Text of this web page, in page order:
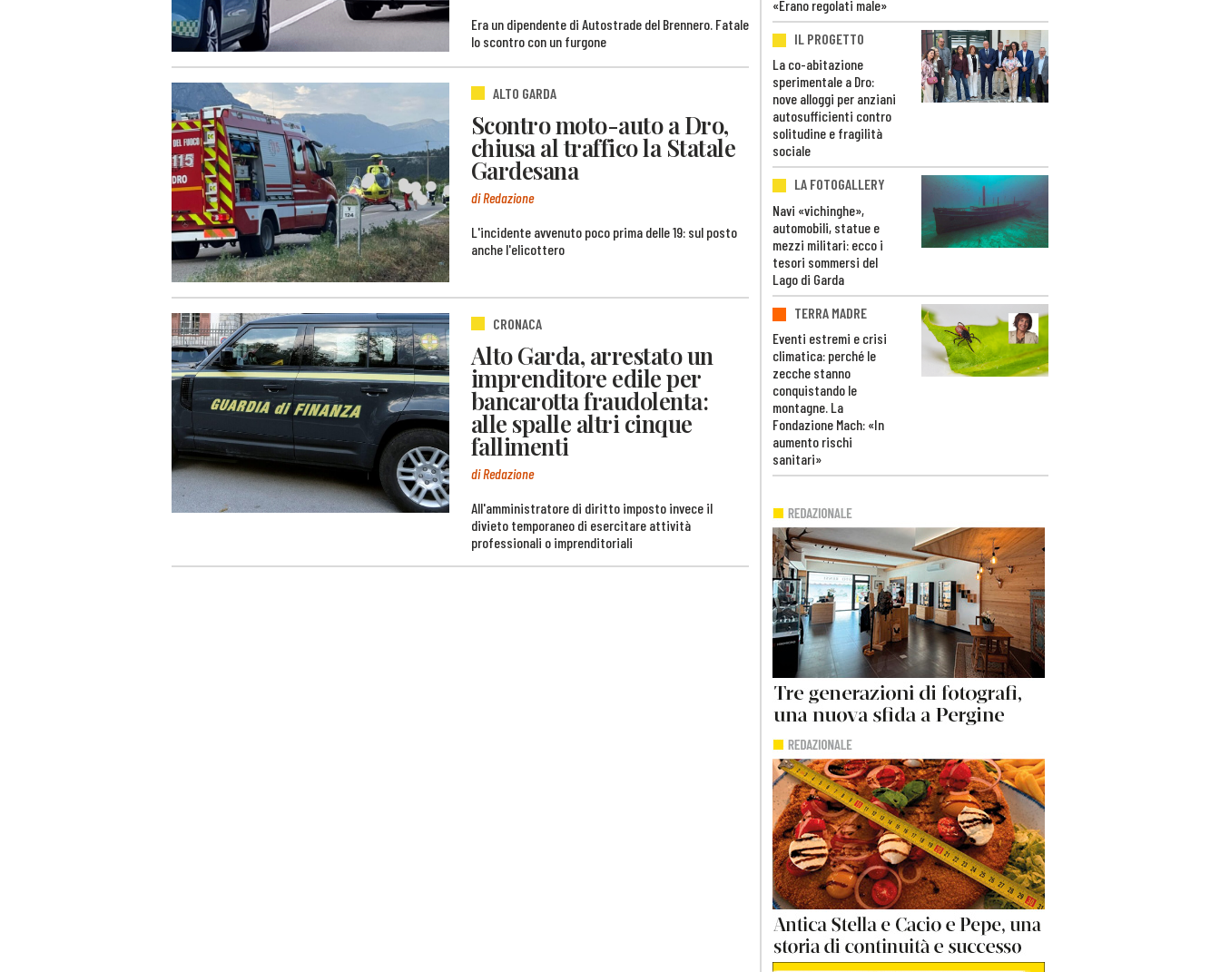
Era un dipendente di Autostrade del Brennero. Fatale
lo scontro con un furgone
ALTO GARDA
Scontro moto-auto a Dro,
chiusa al traffico la Statale
Gardesana
di Redazione
L'incidente avvenuto poco prima delle 19: sul posto
anche l'elicottero
CRONACA
Alto Garda, arrestato un
imprenditore edile per
bancarotta fraudolenta:
alle spalle altri cinque
fallimenti
di Redazione
All'amministratore di diritto imposto invece il
divieto temporaneo di esercitare attività
professionali o imprenditoriali
«Erano regolati male»
IL PROGETTO
La co-abitazione
sperimentale a Dro:
nove alloggi per anziani
autosufficienti contro
solitudine e fragilità
sociale
LA FOTOGALLERY
Navi «vichinghe»,
automobili, statue e
mezzi militari: ecco i
tesori sommersi del
Lago di Garda
TERRA MADRE
Eventi estremi e crisi
climatica: perché le
zecche stanno
conquistando le
montagne. La
Fondazione Mach: «In
aumento rischi
sanitari»